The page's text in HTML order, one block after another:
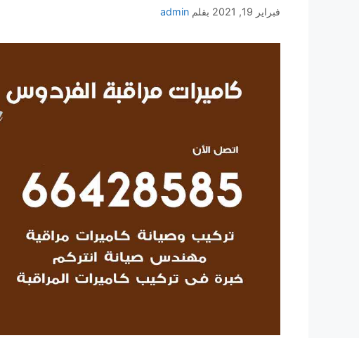
فبراير 19, 2021 بقلم admin